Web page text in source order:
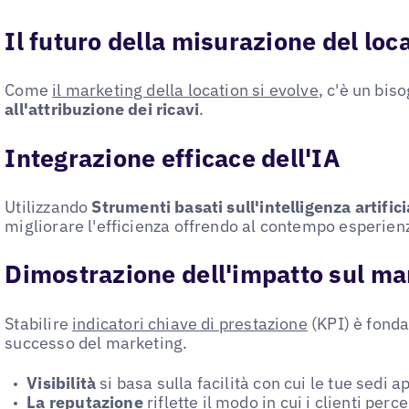
Il futuro della misurazione del
Come il marketing della location si evolve, c'è un
all'attribuzione dei ricavi.
Integrazione efficace dell'IA
Utilizzando Strumenti basati sull'intelligenza
migliorare l'efficienza offrendo al contempo
Dimostrazione dell'impatto sul
Stabilire indicatori chiave di prestazione (KPI) è
successo del marketing.
Visibilità si basa sulla facilità con cui le tue sedi
La reputazioneriflette il modo in cui i clienti